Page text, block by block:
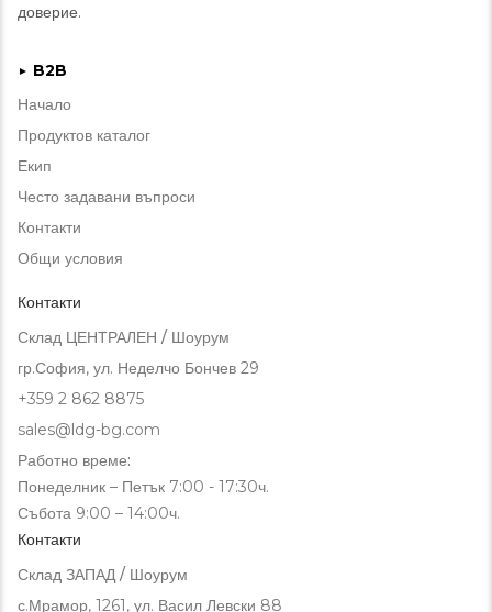
доверие.
► B2B
Начало
Продуктов каталог
Екип
Често задавани въпроси
Контакти
Общи условия
Контакти
Склад ЦЕНТРАЛЕН / Шоурум
гр.София, ул. Неделчо Бончев 29
+359 2 862 8875
sales@ldg-bg.com
Работно време:
Понеделник – Петък 7:00 - 17:30ч.
Събота 9:00 – 14:00ч.
Контакти
Склад ЗАПАД / Шоурум
с.Мрамор, 1261, ул. Васил Левски 88